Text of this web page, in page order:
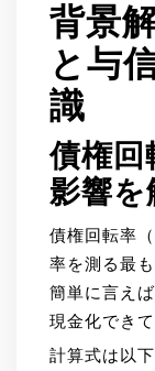
背景
と与
識
債権回
影響を
債権回転率
率を測る最
簡単に言え
現金化でき
計算式は以